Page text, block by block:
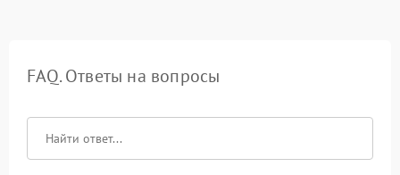
FAQ. Ответы на вопросы